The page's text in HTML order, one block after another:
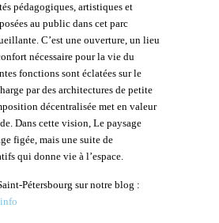
pédagogiques, artistiques et
au public dans cet parc
C’est une ouverture, un lieu
nécessaire pour la vie du
fonctions sont éclatées sur le
par des architectures de petite
décentralisée met en valeur
Dans cette vision, Le paysage
figée, mais une suite de
qui donne vie à l’espace.
Pétersbourg sur notre blog :